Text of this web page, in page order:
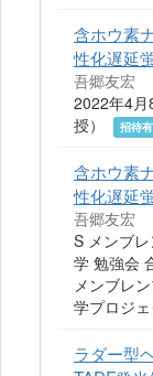
含ホウ素
性化遅延
吾郷友宏
2022年4月
授）
招待
含ホウ素
性化遅延
吾郷友宏
S メンブ
学 勉強会
メンブレ
学プロジ
ラダー型